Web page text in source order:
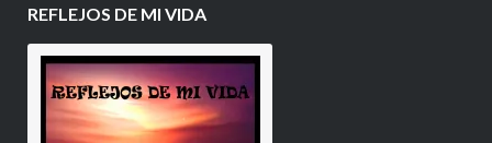
REFLEJOS DE MI VIDA